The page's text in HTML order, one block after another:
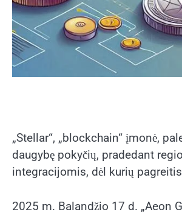
„Stellar“, „blockchain“ įmonė,
daugybę pokyčių, pradedant
integracijomis, dėl kurių
2025 m. Balandžio 17 d. „Aeon